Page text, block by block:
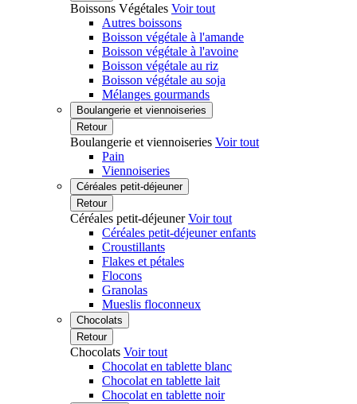
Boissons Végétales Voir tout
Autres boissons
Boisson végétale à l'amande
Boisson végétale à l'avoine
Boisson végétale au riz
Boisson végétale au soja
Mélanges gourmands
Boulangerie et viennoiseries
Retour
Boulangerie et viennoiseries Voir tout
Pain
Viennoiseries
Céréales petit-déjeuner
Retour
Céréales petit-déjeunerVoir tout
Céréales petit-déjeuner enfants
Croustillants
Flakes et pétales
Flocons
Granolas
Mueslis floconneux
Chocolats
Retour
Chocolats Voir tout
Chocolat en tablette blanc
Chocolat en tablette lait
Chocolat en tablette noir